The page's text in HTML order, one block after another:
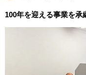
100年を迎える事業を